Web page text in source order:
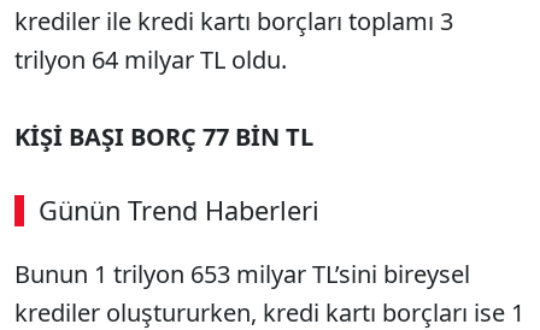
krediler ile kredi kartı borçları toplamı 3
trilyon 64 milyar TL oldu.
KİŞİ BAŞI BORÇ 77 BİN TL
Günün Trend Haberleri
00:02 / 09:08
Sesi Aç
Bunun 1 trilyon 653 milyar TL’sini bireysel
krediler oluştururken, kredi kartı borçları ise 1